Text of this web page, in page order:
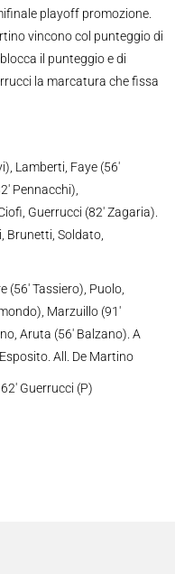
playoff promozione.
vincono col punteggio di
il punteggio e di
la marcatura che fissa
Lamberti, Faye (56′
Pennacchi),
Guerrucci (82′ Zagaria).
Brunetti, Soldato,
Tassiero), Puolo,
Marzuillo (91′
Aruta (56′ Balzano). A
All. De Martino
Guerrucci (P)